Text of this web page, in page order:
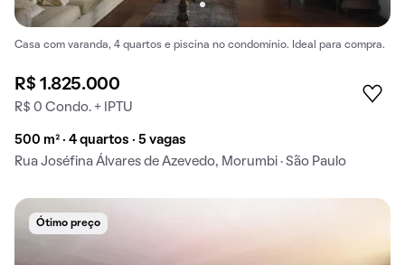
Casa com varanda, 4 quartos e piscina no condomínio. Ideal para compra.
R$ 1.825.000
R$ 0 Condo. + IPTU
500 m² · 4 quartos · 5 vagas
Rua Joséfina Álvares de Azevedo, Morumbi · São Paulo
Ótimo preço